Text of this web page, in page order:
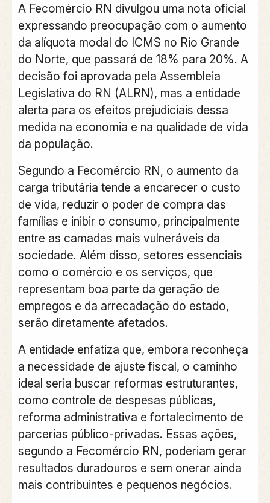
A Fecomércio RN divulgou uma nota oficial
expressando preocupação com o aumento
da alíquota modal do ICMS no Rio Grande
do Norte, que passará de 18% para 20%. A
decisão foi aprovada pela Assembleia
Legislativa do RN (ALRN), mas a entidade
alerta para os efeitos prejudiciais dessa
medida na economia e na qualidade de vida
da população.
Segundo a Fecomércio RN, o aumento da
carga tributária tende a encarecer o custo
de vida, reduzir o poder de compra das
famílias e inibir o consumo, principalmente
entre as camadas mais vulneráveis da
sociedade. Além disso, setores essenciais
como o comércio e os serviços, que
representam boa parte da geração de
empregos e da arrecadação do estado,
serão diretamente afetados.
A entidade enfatiza que, embora reconheça
a necessidade de ajuste fiscal, o caminho
ideal seria buscar reformas estruturantes,
como controle de despesas públicas,
reforma administrativa e fortalecimento de
parcerias público-privadas. Essas ações,
segundo a Fecomércio RN, poderiam gerar
resultados duradouros e sem onerar ainda
mais contribuintes e pequenos negócios.